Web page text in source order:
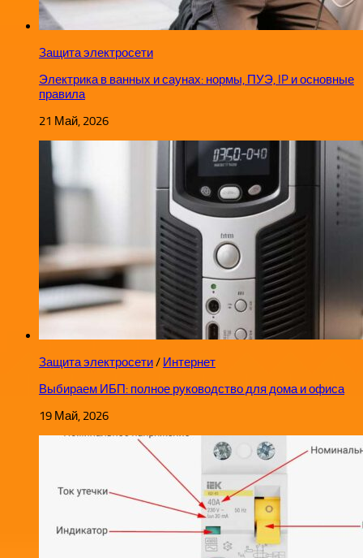
Защита электросети
Электрика в ванных и саунах: нормы, ПУЭ, IP и основные
правила
21 Май, 2026
Защита электросети/ Интернет
Выбираем ИБП: полное руководство для дома и офиса
19 Май, 2026